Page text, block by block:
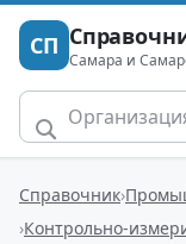
СП Самара и
Справочник
Контрольно-